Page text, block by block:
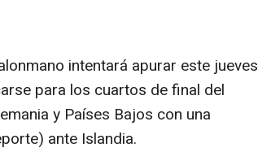
intentará apurar este jueves
para los cuartos de final del
y Países Bajos con una
ante Islandia.